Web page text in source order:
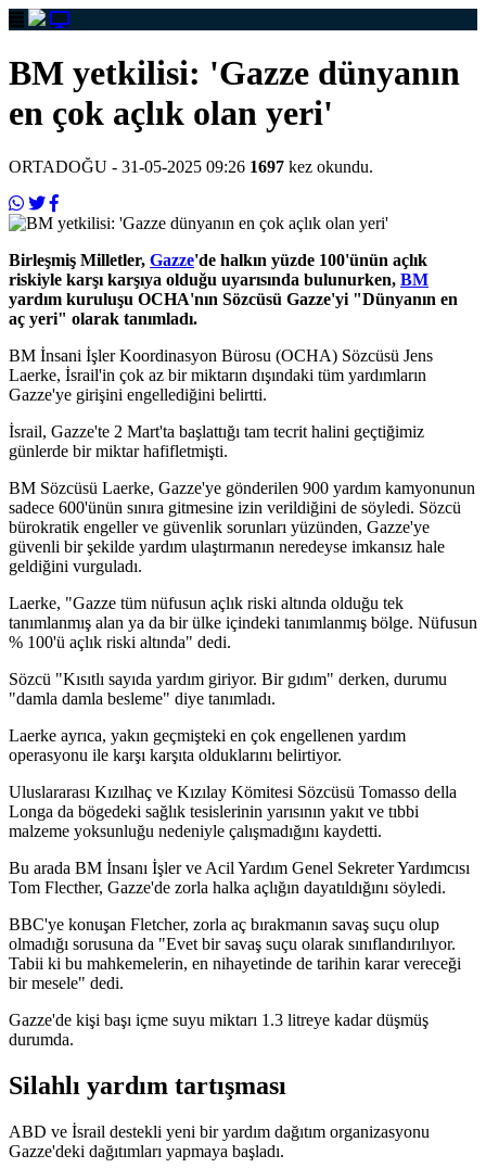
BM yetkilisi: 'Gazze dünyanın
en çok açlık olan yeri'
ORTADOĞU - 31-05-2025 09:26 1697 kez okundu.
Birleşmiş Milletler, Gazze'de halkın yüzde 100'ünün açlık
riskiyle karşı karşıya olduğu uyarısında bulunurken, BM
yardım kuruluşu OCHA'nın Sözcüsü Gazze'yi "Dünyanın en
aç yeri" olarak tanımladı.
BM İnsani İşler Koordinasyon Bürosu (OCHA) Sözcüsü Jens
Laerke, İsrail'in çok az bir miktarın dışındaki tüm yardımların
Gazze'ye girişini engellediğini belirtti.
İsrail, Gazze'te 2 Mart'ta başlattığı tam tecrit halini geçtiğimiz
günlerde bir miktar hafifletmişti.
BM Sözcüsü Laerke, Gazze'ye gönderilen 900 yardım kamyonunun
sadece 600'ünün sınıra gitmesine izin verildiğini de söyledi. Sözcü
bürokratik engeller ve güvenlik sorunları yüzünden, Gazze'ye
güvenli bir şekilde yardım ulaştırmanın neredeyse imkansız hale
geldiğini vurguladı.
Laerke, "Gazze tüm nüfusun açlık riski altında olduğu tek
tanımlanmış alan ya da bir ülke içindeki tanımlanmış bölge. Nüfusun
% 100'ü açlık riski altında" dedi.
Sözcü "Kısıtlı sayıda yardım giriyor. Bir gıdım" derken, durumu
"damla damla besleme" diye tanımladı.
Laerke ayrıca, yakın geçmişteki en çok engellenen yardım
operasyonu ile karşı karşıta olduklarını belirtiyor.
Uluslararası Kızılhaç ve Kızılay Kömitesi Sözcüsü Tomasso della
Longa da bögedeki sağlık tesislerinin yarısının yakıt ve tıbbi
malzeme yoksunluğu nedeniyle çalışmadığını kaydetti.
Bu arada BM İnsanı İşler ve Acil Yardım Genel Sekreter Yardımcısı
Tom Flecther, Gazze'de zorla halka açlığın dayatıldığını söyledi.
BBC'ye konuşan Fletcher, zorla aç bırakmanın savaş suçu olup
olmadığı sorusuna da "Evet bir savaş suçu olarak sınıflandırılıyor.
Tabii ki bu mahkemelerin, en nihayetinde de tarihin karar vereceği
bir mesele" dedi.
Gazze'de kişi başı içme suyu miktarı 1.3 litreye kadar düşmüş
durumda.
Silahlı yardım tartışması
ABD ve İsrail destekli yeni bir yardım dağıtım organizasyonu
Gazze'deki dağıtımları yapmaya başladı.